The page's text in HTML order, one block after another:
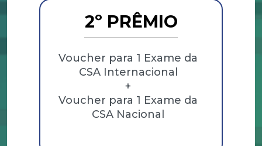
2º PRÊMIO
Voucher para 1 Exame da
CSA Internacional
+
Voucher para 1 Exame da
CSA Nacional